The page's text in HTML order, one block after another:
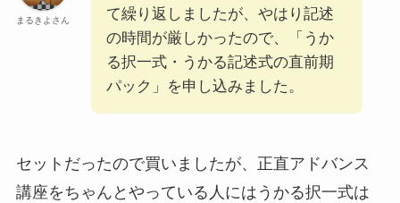
まるきよさん
て繰り返しましたが、やはり記述
の時間が厳しかったので、「うか
る択一式・うかる記述式の直前期
パック」を申し込みました。
セットだったので買いましたが、正直アドバンス
講座をちゃんとやっている人にはうかる択一式は